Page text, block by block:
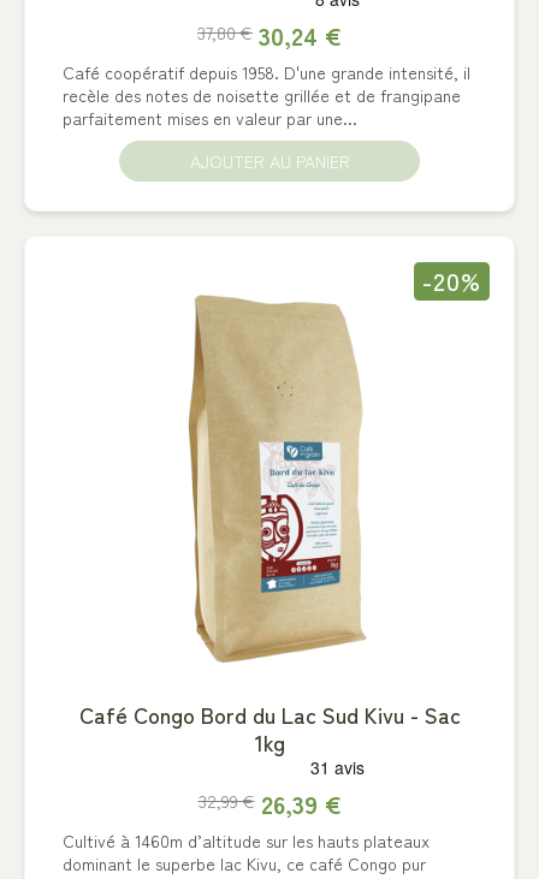
30,24 €
37,80 €
Café coopératif depuis 1958. D'une grande intensité, il
recèle des notes de noisette grillée et de frangipane
parfaitement mises en valeur par une...
AJOUTER AU PANIER
-20%
Café Congo Bord du Lac Sud Kivu - Sac
1kg
26,39 €
32,99 €
Cultivé à 1460m d’altitude sur les hauts plateaux
dominant le superbe lac Kivu, ce café Congo pur